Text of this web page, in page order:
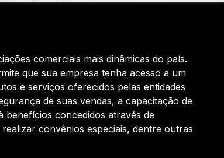
comerciais mais dinâmicas do país.
que sua empresa tenha acesso a um
e serviços oferecidos pelas entidades
de suas vendas, a capacitação de
benefícios concedidos através de
convênios especiais, dentre outras